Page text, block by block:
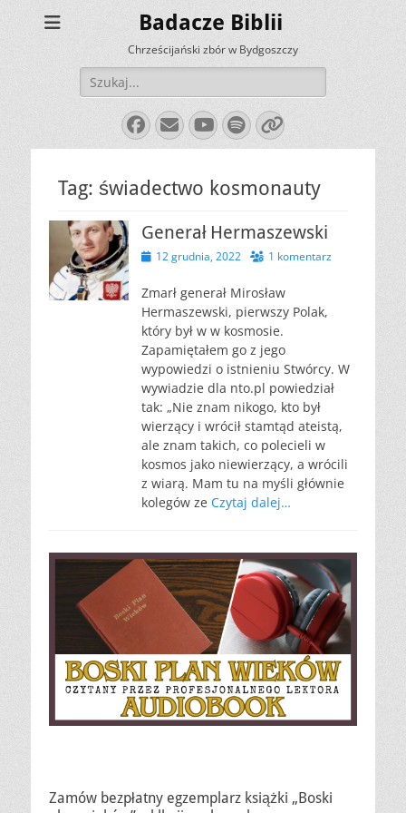
Badacze Biblii
Chrześcijański zbór w Bydgoszczy
Szukaj:
Facebook
E-
mail
YouTube
Spotify
Link
Tag: świadectwo kosmonauty
Generał Hermaszewski
Opublikowano
12 grudnia, 2022 1 komentarz
Zmarł generał Mirosław
Hermaszewski, pierwszy Polak,
który był w w kosmosie.
Zapamiętałem go z jego
wypowiedzi o istnieniu Stwórcy. W
wywiadzie dla nto.pl powiedział
tak: „Nie znam nikogo, kto był
wierzący i wrócił stamtąd ateistą,
ale znam takich, co polecieli w
kosmos jako niewierzący, a wrócili
z wiarą. Mam tu na myśli głównie
kolegów ze Czytaj dalej…
Zamów bezpłatny egzemplarz książki „Boski